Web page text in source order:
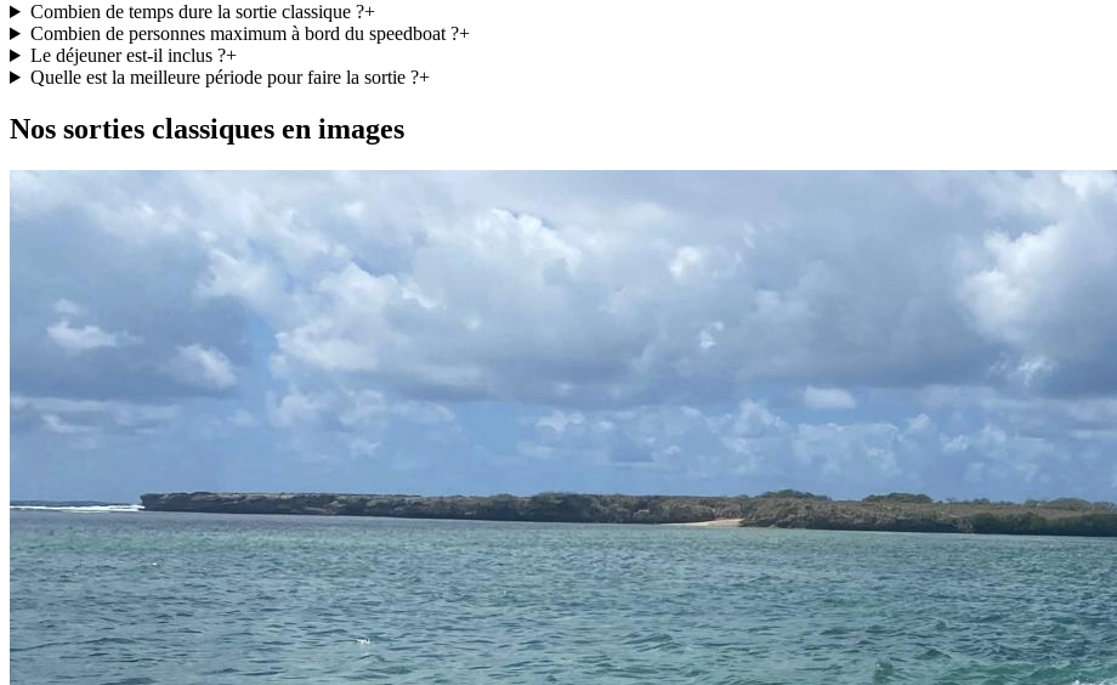
Combien de temps dure la sortie classique ?+
Combien de personnes maximum à bord du speedboat ?+
Le déjeuner est-il inclus ?+
Quelle est la meilleure période pour faire la sortie ?+
Nos sorties classiques en images